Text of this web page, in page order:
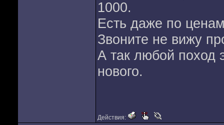
1000.
Есть даже по
Звоните не вижу
А так любой поход
нового.
Действия: